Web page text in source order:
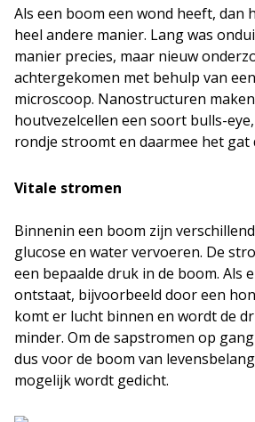
Als een boom een wond heeft, dan
heel andere manier. Lang was
manier precies, maar nieuw
achtergekomen met behulp van
microscoop. Nanostructuren
houtvezelcellen een soort bulls-eye
rondje stroomt en daarmee het gat
Vitale stromen
Binnenin een boom zijn
glucose en water vervoeren. De
een bepaalde druk in de boom. Als
ontstaat, bijvoorbeeld door een
komt er lucht binnen en wordt de
minder. Om de sapstromen op
dus voor de boom van levensbelang
mogelijk wordt gedicht.